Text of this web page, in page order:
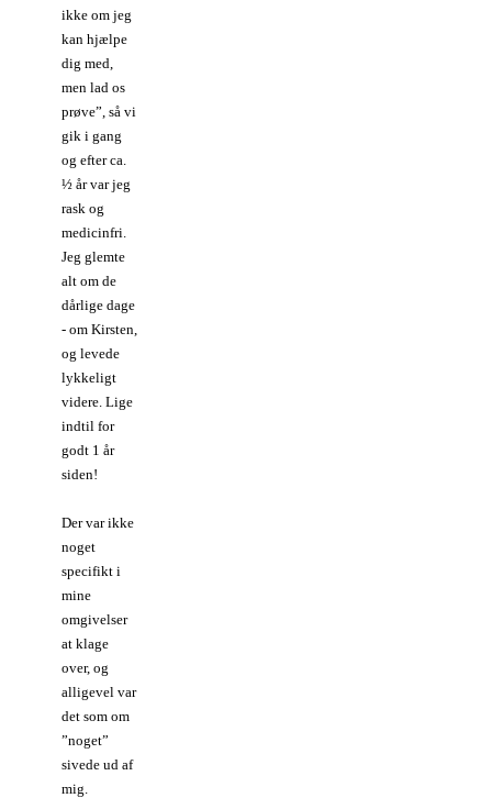
ikke om jeg
kan hjælpe
dig med,
men lad os
prøve”, så vi
gik i gang
og efter ca.
½ år var jeg
rask og
medicinfri.
Jeg glemte
alt om de
dårlige dage
- om Kirsten,
og levede
lykkeligt
videre. Lige
indtil for
godt 1 år
siden!
Der var ikke
noget
specifikt i
mine
omgivelser
at klage
over, og
alligevel var
det som om
”noget”
sivede ud af
mig.